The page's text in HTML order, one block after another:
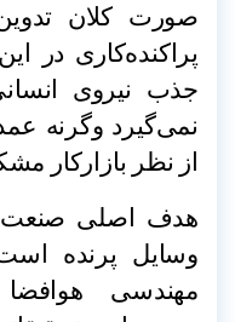
صورت کلان
پراکنده‌کاری در
جذب نیروی
نمی‌گیرد وگرنه
از نظر بازارکار
هدف اصلی
وسایل پرنده
مهندسی